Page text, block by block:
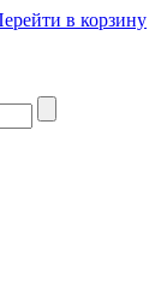
в корзину